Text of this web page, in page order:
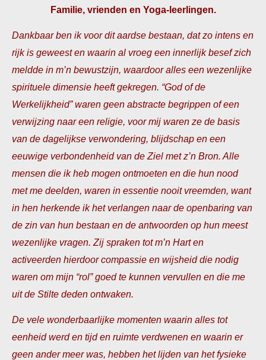
Familie, vrienden en Yoga-leerlingen.
Dankbaar ben ik voor dit aardse bestaan, dat zo intens en
rijk is geweest en waarin al vroeg een innerlijk besef zich
meldde in m’n bewustzijn, waardoor alles een wezenlijke
spirituele dimensie heeft gekregen. “God of de
Werkelijkheid” waren geen abstracte begrippen of een
verwijzing naar een religie, voor mij waren ze de basis
van de dagelijkse verwondering, blijdschap en een
eeuwige verbondenheid van de Ziel met z’n Bron. Alle
mensen die ik heb mogen ontmoeten en die hun nood
met me deelden, waren in essentie nooit vreemden, want
in hen herkende ik het verlangen naar de openbaring van
de zin van hun bestaan en de antwoorden op hun meest
wezenlijke vragen. Zij spraken tot m’n Hart en
activeerden hierdoor compassie en wijsheid die nodig
waren om mijn “rol” goed te kunnen vervullen en die me
uit de Stilte deden ontwaken.
De vele wonderbaarlijke momenten waarin alles tot
eenheid werd en tijd en ruimte verdwenen en waarin er
geen ander meer was, hebben het lijden van het fysieke